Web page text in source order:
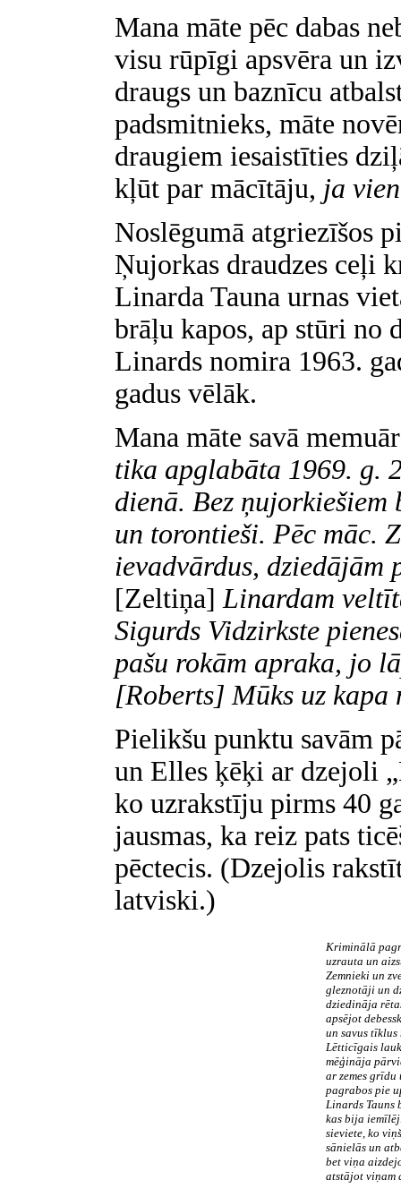
Mana māte pēc dabas
visu rūpīgi apsvēra un
draugs un baznīcu
padsmitnieks, māte
draugiem iesaistīties
kļūt par mācītāju, ja
Noslēgumā atgriezīšos
Ņujorkas draudzes ceļi
Linarda Tauna urnas
brāļu kapos, ap stūri no
Linards nomira 1963.
gadus vēlāk.
Mana māte savā
tika apglabāta 1969. g.
dienā. Bez
un torontieši. Pēc māc.
ievadvārdus, dziedājām
[Zeltiņa] Linardam
Sigurds Vidzirkste
pašu rokām apraka, jo
[Roberts] Mūks uz
Pielikšu punktu savām
un Elles ķēķi ar dzejoli
ko uzrakstīju pirms 40
jausmas, ka reiz pats
pēctecis. (Dzejolis
latviski.)
Kriminālā
uzrauta un
Zemnieki un
gleznotāji un
dziedināja
apsējot
un savus tīklus
Lētticīgais
mēģināja
ar zemes
pagrabos pie
Linards Tauns
kas bija
sieviete, ko
sānielās un
bet viņa
atstājot viņam